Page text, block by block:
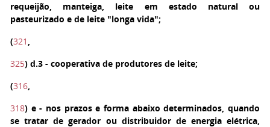
requeijão, manteiga, leite em estado natural ou
pasteurizado e de leite "longa vida";
(321 ,
325) d.3 - cooperativa de produtores de leite;
(316,
318) e- nos prazos e forma abaixo determinados, quando
se tratar de gerador ou distribuidor de energia elétrica,